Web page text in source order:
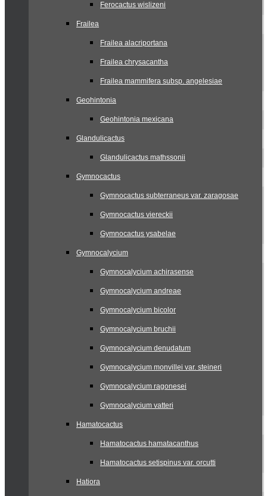
Ferocactus wislizeni
Frailea
Frailea alacriportana
Frailea chrysacantha
Frailea mammifera subsp. angelesiae
Geohintonia
Geohintonia mexicana
Glandulicactus
Glandulicactus mathssonii
Gymnocactus
Gymnocactus subterraneus var. zaragosae
Gymnocactus viereckii
Gymnocactus ysabelae
Gymnocalycium
Gymnocalycium achirasense
Gymnocalycium andreae
Gymnocalycium bicolor
Gymnocalycium bruchii
Gymnocalycium denudatum
Gymnocalycium monvillei var. steineri
Gymnocalycium ragonesei
Gymnocalycium vatteri
Hamatocactus
Hamatocactus hamatacanthus
Hamatocactus setispinus var. orcutti
Hatiora